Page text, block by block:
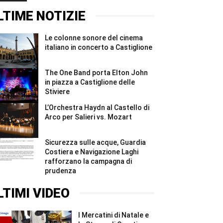
gli
sprechi
quattro
giorni
due
notti
per
i
Madonnari
#Shorts
NOTIZIE
Le colonne sonore del cinema
italiano in concerto a Castiglione
The One Band porta Elton John
in piazza a Castiglione delle
Stiviere
L’Orchestra Haydn al Castello di
Arco per Salieri vs. Mozart
Sicurezza sulle acque, Guardia
Costiera e Navigazione Laghi
rafforzano la campagna di
prudenza
VIDEO
I Mercatini di Natale e